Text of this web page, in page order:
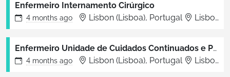
Enfermeiro Internamento Cirúrgico
4 months ago Lisbon (Lisboa), Portugal Lisboa
Enfermeiro Unidade de Cuidados Continuados e Paliativos
4 months ago Lisbon (Lisboa), Portugal Lisboa